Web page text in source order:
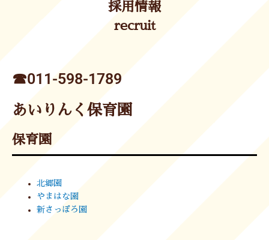
採用情報
recruit
☎︎011-598-1789
あいりんく保育園
保育園
北郷園
やまはな園
新さっぽろ園